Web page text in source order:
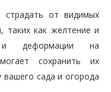
страдать от видимых
таких как желтение и
и деформации на
сохранить их
вашего сада и огорода